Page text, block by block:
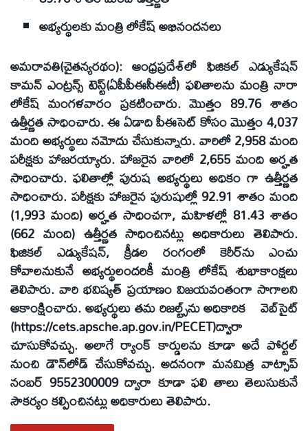
అభ్యర్థులకు మంత్రి లోకేష్ అభినందనలు
అమరావతి(చైతన్యరథం): ఆంధ్రప్రదేశ్‌లో ఫిజికల్ ఎడ్యుకేషన్
కామన్ ఎంట్రన్స్ టెస్ట్(ఏపీపీఈసీఈటీ) ఫలితాలను మంత్రి నారా
లోకేష్ మంగళవారం ప్రకటించారు. మొత్తం 89.76 శాతం
ఉత్తీర్ణత సాధించారు. ఈ ఏడాది పీఈసెట్ కోసం మొత్తం 4,037
మంది అభ్యర్థులు నమోదు చేసుకున్నారు. వారిలో 2,958 మంది
పరీక్షకు హాజరయ్యారు. హాజరైన వారిలో 2,655 మంది అర్హత
సాధించారు. ఫలితాల్లో పురుష అభ్యర్థులు అధికం గా ఉత్తీర్ణత
సాధించారు. పరీక్షకు హాజరైన పురుషుల్లో 92.91 శాతం మంది
(1,993 మంది) అర్హత సాధించగా, మహిళల్లో 81.43 శాతం
(662 మంది) ఉత్తీర్ణత సాధించినట్లు అధికారులు తెలిపారు.
ఫిజికల్ ఎడ్యుకేషన్, క్రీడల రంగంలో కెరీర్‌ను ఎంచు
కోవాలనుకునే అభ్యర్థులందరికీ మంత్రి లోకేష్ శుభాకాంక్షలు
తెలిపారు. వారి భవిష్యత్ ప్రయాణం విజయవంతంగా సాగాలని
ఆకాంక్షించారు. అభ్యర్థులు తమ రిజల్ట్స్‌ను అధికారిక వెబ్‌సైట్
(https://cets.apsche.ap.gov.in/PECET)ద్వారా
చూసుకోవచ్చు. అలాగే ర్యాంక్ కార్డులను కూడా అదే పోర్టల్
నుంచి డౌన్‌లోడ్ చేసుకోవచ్చు. అదనంగా మనమిత్ర వాట్సాప్
నంబర్ 9552300009 ద్వారా కూడా ఫలి తాలు తెలుసుకునే
సౌకర్యం కల్పించినట్లు అధికారులు తెలిపారు.